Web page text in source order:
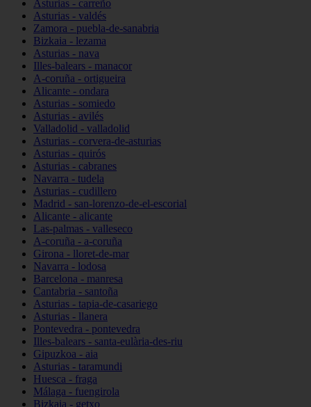
Asturias - carreño
Asturias - valdés
Zamora - puebla-de-sanabria
Bizkaia - lezama
Asturias - nava
Illes-balears - manacor
A-coruña - ortigueira
Alicante - ondara
Asturias - somiedo
Asturias - avilés
Valladolid - valladolid
Asturias - corvera-de-asturias
Asturias - quirós
Asturias - cabranes
Navarra - tudela
Asturias - cudillero
Madrid - san-lorenzo-de-el-escorial
Alicante - alicante
Las-palmas - valleseco
A-coruña - a-coruña
Girona - lloret-de-mar
Navarra - lodosa
Barcelona - manresa
Cantabria - santoña
Asturias - tapia-de-casariego
Asturias - llanera
Pontevedra - pontevedra
Illes-balears - santa-eulària-des-riu
Gipuzkoa - aia
Asturias - taramundi
Huesca - fraga
Málaga - fuengirola
Bizkaia - getxo